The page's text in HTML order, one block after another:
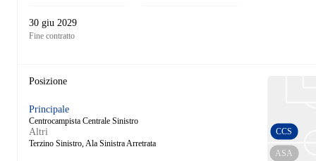
30 giu 2029
Fine contratto
Posizione
Principale
Centrocampista Centrale Sinistro
Altri
Terzino Sinistro, Ala Sinistra Arretrata
ASA
CCS